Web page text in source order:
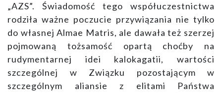
„AZS”. Świadomość tego współuczestnictwa
rodziła ważne poczucie przywiązania nie tylko
do własnej Almae Matris, ale dawała też szerzej
pojmowaną tożsamość opartą choćby na
rudymentarnej idei kalokagatii, wartości
szczególnej w Związku pozostającym w
szczególnym aliansie z elitami Państwa